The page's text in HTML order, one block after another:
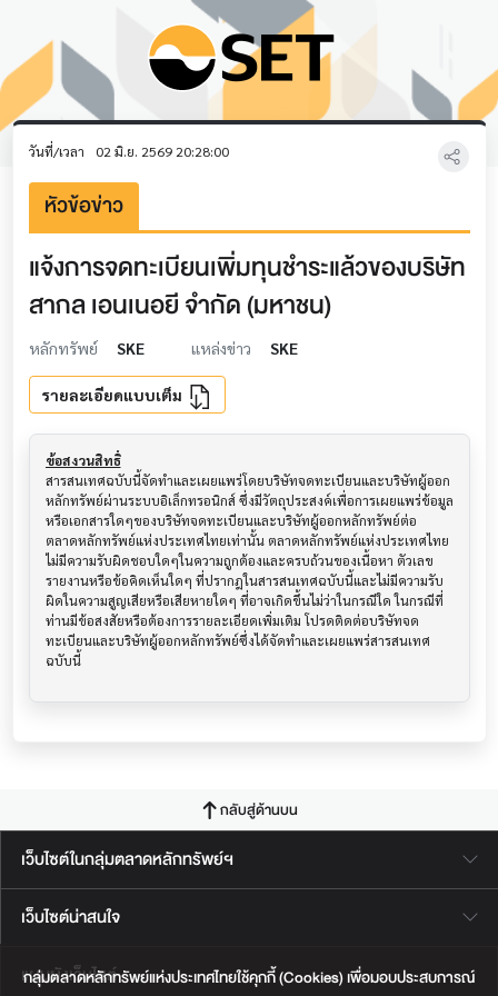
กลุ่มตลาดหลักทรัพย์แห่งประเทศไทยใช้คุกกี้ (Cookies) เพื่อมอบประสบการณ์
วันที่/เวลา 02 มิ.ย. 2569 20:28:00
หัวข้อข่าว
แจ้งการจดทะเบียนเพิ่มทุนชำระแล้วของบริษัท
สากล เอนเนอยี จำกัด (มหาชน)
หลักทรัพย์ SKE แหล่งข่าว SKE
รายละเอียดแบบเต็ม
ข้อสงวนสิทธิ์
สารสนเทศฉบับนี้จัดทำและเผยแพร่โดยบริษัทจดทะเบียนและบริษัทผู้ออก
หลักทรัพย์ผ่านระบบอิเล็กทรอนิกส์ ซึ่งมีวัตถุประสงค์เพื่อการเผยแพร่ข้อมูล
หรือเอกสารใดๆของบริษัทจดทะเบียนและบริษัทผู้ออกหลักทรัพย์ต่อ
ตลาดหลักทรัพย์แห่งประเทศไทยเท่านั้น ตลาดหลักทรัพย์แห่งประเทศไทย
ไม่มีความรับผิดชอบใดๆในความถูกต้องและครบถ้วนของเนื้อหา ตัวเลข
รายงานหรือข้อคิดเห็นใดๆ ที่ปรากฎในสารสนเทศฉบับนี้และไม่มีความรับ
ผิดในความสูญเสียหรือเสียหายใดๆ ที่อาจเกิดขึ้นไม่ว่าในกรณีใด ในกรณีที่
ท่านมีข้อสงสัยหรือต้องการรายละเอียดเพิ่มเติม โปรดติดต่อบริษัทจด
ทะเบียนและบริษัทผู้ออกหลักทรัพย์ซึ่งได้จัดทำและเผยแพร่สารสนเทศ
ฉบับนี้
กลับสู่ด้านบน
เว็บไซต์ในกลุ่มตลาดหลักทรัพย์ฯ
เว็บไซต์น่าสนใจ
แผนผังเว็บไซต์